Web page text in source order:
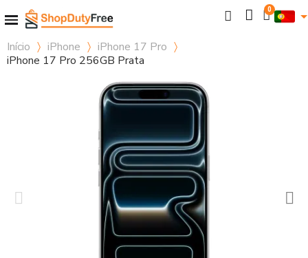
Início iPhone
iPhone 17 Pro
iPhone 17 Pro 256GB Prata